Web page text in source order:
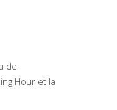
de
Hour et la